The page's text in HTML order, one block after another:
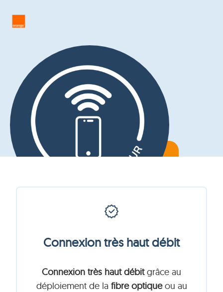
Connexion très haut débit
Connexion très haut débitgrâce au
déploiement de la fibre optiqueou au